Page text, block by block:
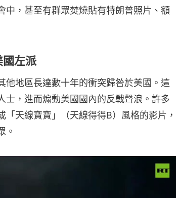
中，甚至有群眾焚燒貼有特朗普照片、額
左派
他地區長達數十年的衝突歸咎於美國。這
士，進而煽動美國國內的反戰聲浪。許多
天線寶寶」（天線得得B）風格的影片，
。